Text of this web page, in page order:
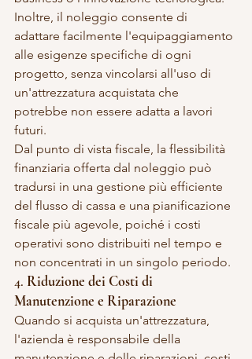
Inoltre, il noleggio consente di
adattare facilmente l'equipaggiamento
alle esigenze specifiche di ogni
progetto, senza vincolarsi all'uso di
un'attrezzatura acquistata che
potrebbe non essere adatta a lavori
futuri.
Dal punto di vista fiscale, la flessibilità
finanziaria offerta dal noleggio può
tradursi in una gestione più efficiente
del flusso di cassa e una pianificazione
fiscale più agevole, poiché i costi
operativi sono distribuiti nel tempo e
non concentrati in un singolo periodo.
4. Riduzione dei Costi di
Manutenzione e Riparazione
Quando si acquista un'attrezzatura,
l'azienda è responsabile della